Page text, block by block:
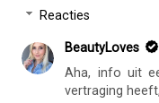
Reacties
BeautyLoves
Aha, info uit
vertraging